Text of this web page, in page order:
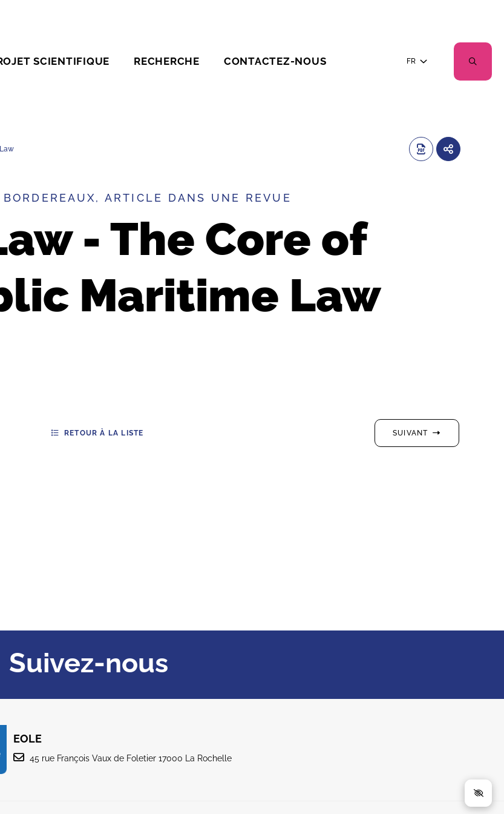
SCIENTIFIQUE RECHERCHE CONTACTEZ-NOUS FR
ARTICLE DANS UNE REVUE
- The Core of
Maritime Law
RETOUR À LA LISTE SUIVANT
Suivez-nous
EOLE
45 rue François Vaux de Foletier 17000 La Rochelle